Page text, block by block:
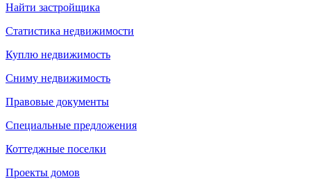
Найти застройщика
Статистика недвижимости
Куплю недвижимость
Сниму недвижимость
Правовые документы
Специальные предложения
Коттеджные поселки
Проекты домов